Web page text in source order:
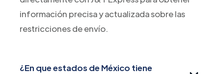
información precisa y actualizada sobre las
restricciones de envío.
¿En que estados de México tiene